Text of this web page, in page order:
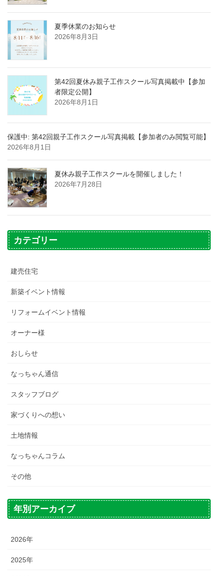
夏季休業のお知らせ
2026年8月3日
第42回夏休み親子工作スクール写真掲載中【参加
者限定公開】
2026年8月1日
保護中: 第42回親子工作スクール写真掲載【参加者のみ閲覧可能】
2026年8月1日
夏休み親子工作スクールを開催しました！
2026年7月28日
カテゴリー
建売住宅
新築イベント情報
リフォームイベント情報
オーナー様
おしらせ
なっちゃん通信
スタッフブログ
家づくりへの想い
土地情報
なっちゃんコラム
その他
年別アーカイブ
2026年
2025年